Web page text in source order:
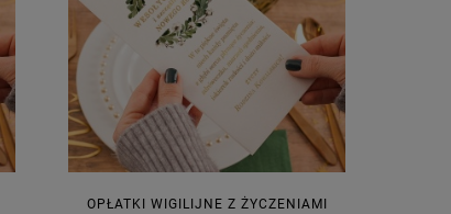
OPŁATKI WIGILIJNE Z ŻYCZENIAMI